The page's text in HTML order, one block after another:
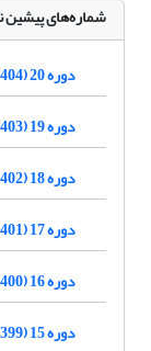
شماره‌های پیشین
دوره 20 (1404)
دوره 19 (1403)
دوره 18 (1402)
دوره 17 (1401)
دوره 16 (1400)
دوره 15 (1399)